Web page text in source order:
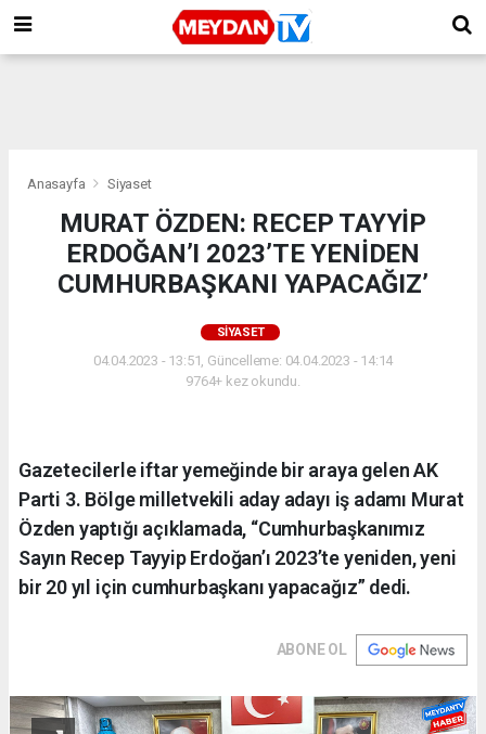
Anasayfa Siyaset
MURAT ÖZDEN: RECEP TAYYİP
ERDOĞAN’I 2023’TE YENİDEN
CUMHURBAŞKANI YAPACAĞIZ’
SIYASET
04.04.2023 - 13:51, Güncelleme: 04.04.2023 - 14:14
9764+ kez okundu.
Gazetecilerle iftar yemeğinde bir araya gelen AK
Parti 3. Bölge milletvekili aday adayı iş adamı Murat
Özden yaptığı açıklamada, “Cumhurbaşkanımız
Sayın Recep Tayyip Erdoğan’ı 2023’te yeniden, yeni
bir 20 yıl için cumhurbaşkanı yapacağız” dedi.
ABONE OL